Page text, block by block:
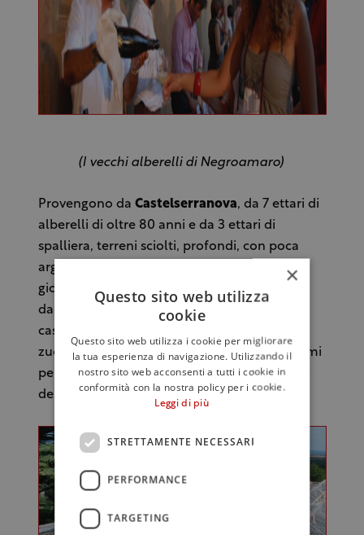
(I vecchi alberelli di Negroamaro)
Provengono da Castelserranova, da 7 ettari di
alberelli di oltre 80 anni e da 3 ettari di
spalliera, terreni sciolti, profondi, con poca
argilla a 100 metri di quota. Sui
giornalmente vengono eliminati gli acini
danneggiati e colpiti dalla muffa, in questo
caso non nobile. La concentrazione di
zucchero è tenuta bassa, non più di 16 grammi
per litro e con l’appassimento si perde il 30%
del peso.
×
Questo sito web utilizza
cookie
Questo sito web utilizza i cookie per migliorare
la tua esperienza di navigazione. Utilizzando il
nostro sito web acconsenti a tutti i cookie in
conformità con la nostra policy per i cookie.
Leggi di più
STRETTAMENTE NECESSARI
PERFORMANCE
TARGETING